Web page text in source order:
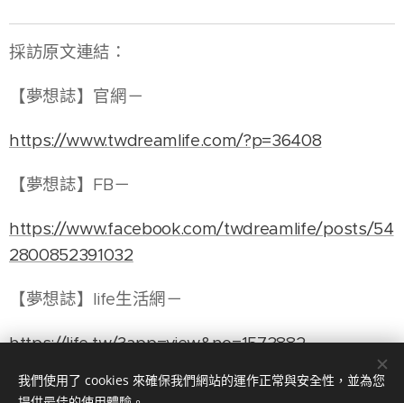
採訪原文連結：
【夢想誌】官網－
https://www.twdreamlife.com/?p=36408
【夢想誌】FB－
https://www.facebook.com/twdreamlife/posts/54
2800852391032
【夢想誌】life生活網－
https://life.tw/?app=view&no=1573882
我們使用了 cookies 來確保我們網站的運作正常與安全性，並為您